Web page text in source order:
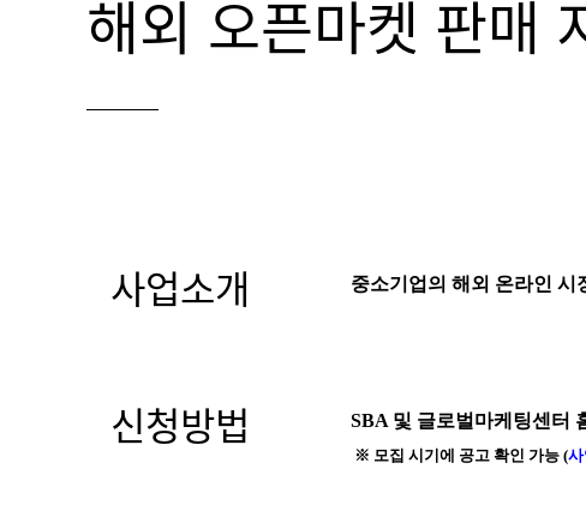
해외 오픈마켓 판매
사업소개 중소기업의 해외 온라인 시
신청방법 SBA 및 글로벌마케팅센터
※ 모집 시기에 공고 확인 가능 (사